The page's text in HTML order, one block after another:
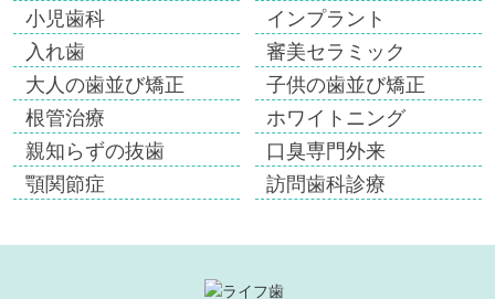
小児歯科
インプラント
入れ歯
審美セラミック
大人の歯並び矯正
子供の歯並び矯正
根管治療
ホワイトニング
親知らずの抜歯
口臭専門外来
顎関節症
訪問歯科診療